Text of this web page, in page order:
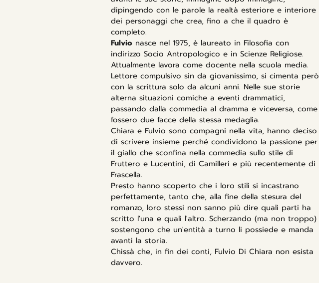
dipingendo con le parole la realtà esteriore e interiore
dei personaggi che crea, fino a che il quadro è
completo.
Fulvio nasce nel 1975, è laureato in Filosofia con
indirizzo Socio Antropologico e in Scienze Religiose.
Attualmente lavora come docente nella scuola media.
Lettore compulsivo sin da giovanissimo, si cimenta però
con la scrittura solo da alcuni anni. Nelle sue storie
alterna situazioni comiche a eventi drammatici,
passando dalla commedia al dramma e viceversa, come
fossero due facce della stessa medaglia.
Chiara e Fulvio sono compagni nella vita, hanno deciso
di scrivere insieme perché condividono la passione per
il giallo che sconfina nella commedia sullo stile di
Fruttero e Lucentini, di Camilleri e più recentemente di
Frascella.
Presto hanno scoperto che i loro stili si incastrano
perfettamente, tanto che, alla fine della stesura del
romanzo, loro stessi non sanno più dire quali parti ha
scritto l'una e quali l'altro. Scherzando (ma non troppo)
sostengono che un'entità a turno li possiede e manda
avanti la storia.
Chissà che, in fin dei conti, Fulvio Di Chiara non esista
davvero.